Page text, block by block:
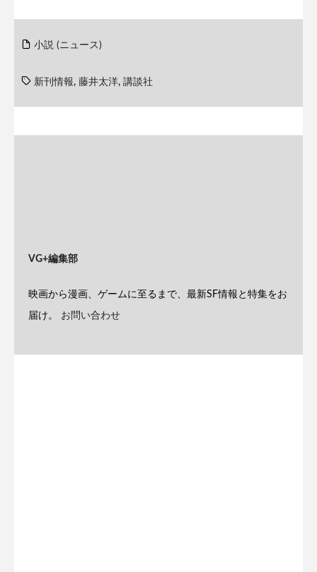
小説 (ニュース)
新刊情報, 藤井太洋, 講談社
VG+編集部
映画から漫画、ゲームに至るまで、最新SF情報と特集をお
届け。 お問い合わせ